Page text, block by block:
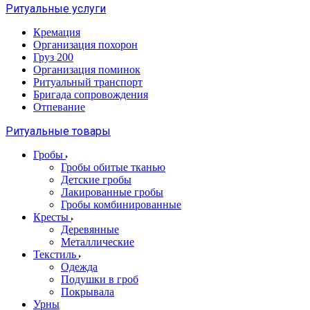
Ритуальные услуги
Кремация
Организация похорон
Груз 200
Организация поминок
Ритуальный транспорт
Бригада сопровождения
Отпевание
Ритуальные товары
Гробы
Гробы обитые тканью
Детские гробы
Лакированные гробы
Гробы комбинированные
Кресты
Деревянные
Металлические
Текстиль
Одежда
Подушки в гроб
Покрывала
Урны